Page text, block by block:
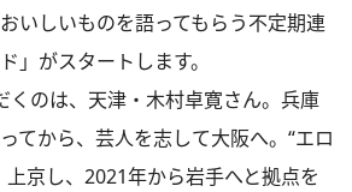
いしいものを語ってもらう不定期連
」がスタートします。
のは、天津・木村卓寛さん。兵庫
てから、芸人を志して大阪へ。“エロ
京し、2021年から岩手へと拠点を